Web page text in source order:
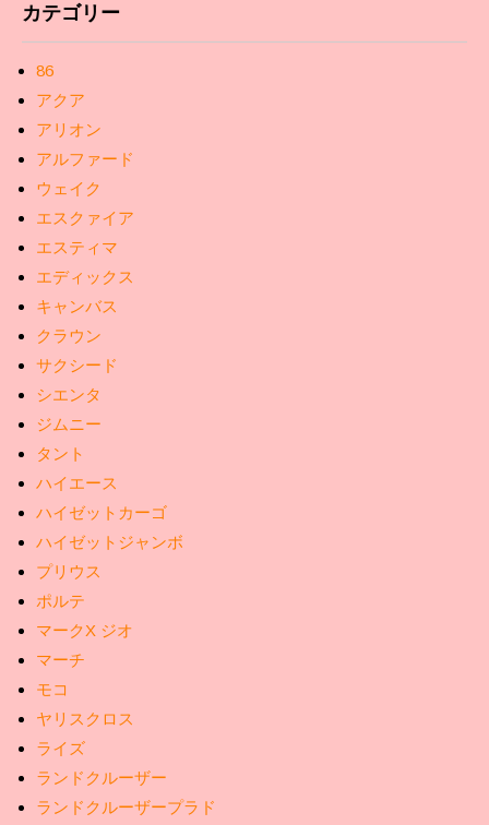
カテゴリー
86
アクア
アリオン
アルファード
ウェイク
エスクァイア
エスティマ
エディックス
キャンバス
クラウン
サクシード
シエンタ
ジムニー
タント
ハイエース
ハイゼットカーゴ
ハイゼットジャンボ
プリウス
ポルテ
マークX ジオ
マーチ
モコ
ヤリスクロス
ライズ
ランドクルーザー
ランドクルーザープラド